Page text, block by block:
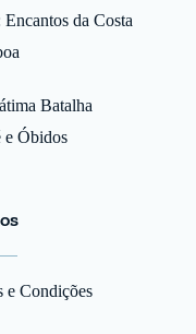
da Costa
Batalha
e Óbidos
e Condições